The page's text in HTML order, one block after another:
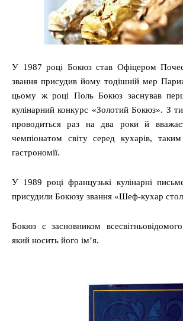
У 1987 році Бокюз став Офіцером
звання присудив йому тодішній мер
цьому ж році Поль Бокюз заснував
кулінарний конкурс «Золотий Бокюз». З
проводиться раз на два роки й
чемпіонатом світу серед кухарів,
гастрономії.
У 1989 році французькі кулінарні
присудили Бокюзу звання «Шеф-кухар
Бокюз є засновником
який носить його ім’я.